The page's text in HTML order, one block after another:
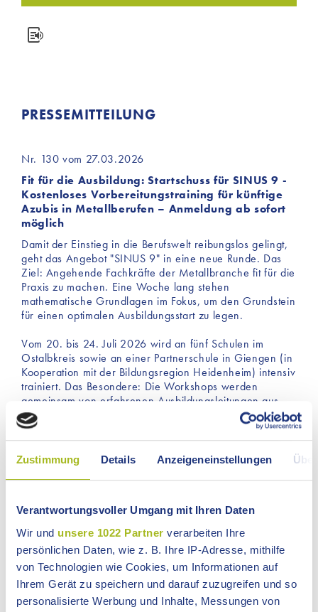
Zustimmung Details Anzeigeneinstellungen
Verantwortungsvoller Umgang mit Ihren Daten
Wir und unsere 1022 Partner verarbeiten Ihre
persönlichen Daten, wie z. B. Ihre IP-Adresse, mithilfe
von Technologien wie Cookies, um Informationen auf
Ihrem Gerät zu speichern und darauf zuzugreifen und so
personalisierte Werbung und Inhalte, Messungen von
PRESSEMITTEILUNG
Nr. 130 vom 27.03.2026
Fit für die Ausbildung: Startschuss für SINUS 9 -
Kostenloses Vorbereitungstraining für künftige
Azubis in Metallberufen – Anmeldung ab sofort
möglich
Damit der Einstieg in die Berufswelt reibungslos gelingt,
geht das Angebot "SINUS 9" in eine neue Runde. Das
Ziel: Angehende Fachkräfte der Metallbranche fit für die
Praxis zu machen. Eine Woche lang stehen
mathematische Grundlagen im Fokus, um den Grundstein
für einen optimalen Ausbildungsstart zu legen.
Vom 20. bis 24. Juli 2026 wird an fünf Schulen im
Ostalbkreis sowie an einer Partnerschule in Giengen (in
Kooperation mit der Bildungsregion Heidenheim) intensiv
trainiert. Das Besondere: Die Workshops werden
gemeinsam von erfahrenen Ausbildungsleitungen aus
der Wirtschaft sowie Lehrkräften von allgemein
bildenden und Beruflichen Schulen geleitet. So wird
sichergestellt, dass die Lerninhalte exakt auf die
Anforderungen der Betriebe zugeschnitten sind.
von der Handwerkskammer Ulm, der IHK
Ostwürttemberg sowie Südwestmetall unterstützt. Zum
Abschluss erhalten alle Teilnehmenden ein Zertifikat, das
den erfolgreichen Start in die Ausbildung dokumentiert.
Kontakt bei Fragen:
bildungsregion[at]ostalbkreis.de
oder 07361 503-1193.